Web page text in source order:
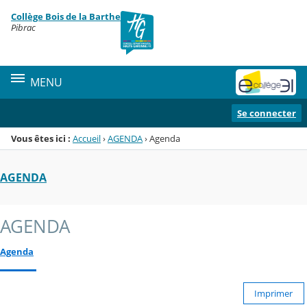
Menu de la rubrique
Contenu
Collège Bois de la Barthe
Pibrac
MENU
Se connecter
Vous êtes ici : Accueil›AGENDA›Agenda
AGENDA
AGENDA
Agenda
Imprimer